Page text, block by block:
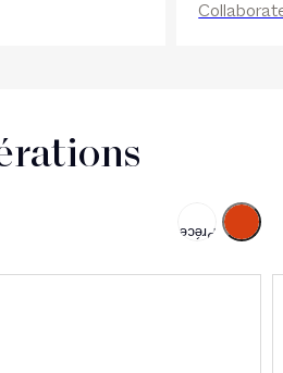
Précédent
Suivant